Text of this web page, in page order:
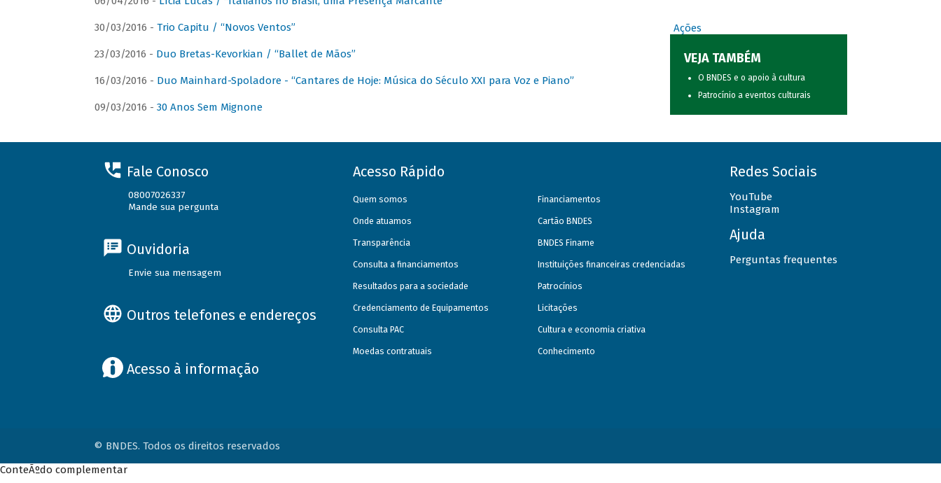
30/03/2016 - Trio Capitu / “Novos Ventos”
23/03/2016 - Duo Bretas-Kevorkian / “Ballet de Mãos”
16/03/2016 - Duo Mainhard-Spoladore - “Cantares de Hoje: Música do Século XXI para Voz e Piano”
09/03/2016 - 30 Anos Sem Mignone
Ações
VEJA TAMBÉM
O BNDES e o apoio à cultura
Patrocínio a eventos culturais
Fale Conosco
08007026337
Mande sua pergunta
Ouvidoria
Envie sua mensagem
Outros telefones e endereços
Acesso à informação
Acesso Rápido
Quem somos
Onde atuamos
Transparência
Consulta a financiamentos
Resultados para a sociedade
Credenciamento de Equipamentos
Consulta PAC
Moedas contratuais
Financiamentos
Cartão BNDES
BNDES Finame
Instituições financeiras credenciadas
Patrocínios
Licitações
Cultura e economia criativa
Conhecimento
Redes Sociais
YouTube
Instagram
Ajuda
Perguntas frequentes
© BNDES. Todos os direitos reservados
ConteÃºdo complementar